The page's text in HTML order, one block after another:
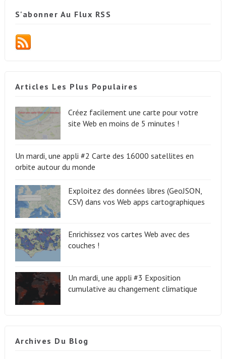
S'abonner Au Flux RSS
Articles Les Plus Populaires
Créez facilement une carte pour votre
site Web en moins de 5 minutes !
Un mardi, une appli #2 Carte des 16000 satellites en
orbite autour du monde
Exploitez des données libres (GeoJSON,
CSV) dans vos Web apps cartographiques
Enrichissez vos cartes Web avec des
couches !
Un mardi, une appli #3 Exposition
cumulative au changement climatique
Archives Du Blog